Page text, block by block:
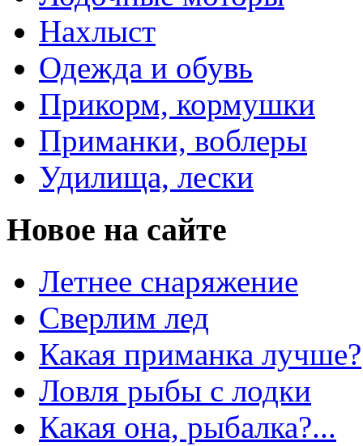
Нахлыст
Одежда и обувь
Прикорм, кормушки
Приманки, воблеры
Удилища, лески
Новое на сайте
Летнее снаряжение
Сверлим лед
Какая приманка лучше?
Ловля рыбы с лодки
Какая она, рыбалка?...